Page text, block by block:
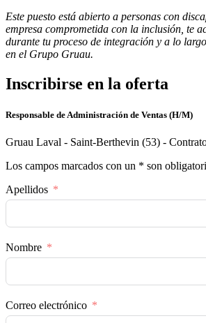
Este puesto está abierto a personas con
empresa comprometida con la inclusión, te
durante tu proceso de integración y a lo
en el Grupo Gruau.
Inscribirse en la oferta
Responsable de Administración de Ventas (H/M)
Gruau Laval - Saint-Berthevin (53) -
Los campos marcados con un * son
Apellidos
Nombre
Correo electrónico